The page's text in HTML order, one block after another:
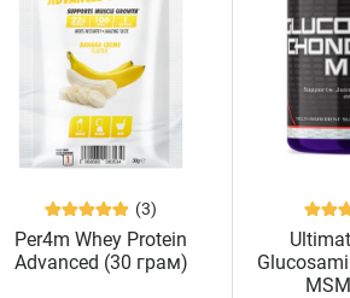
(3)
Per4m Whey Protein
Advanced (30 грам)